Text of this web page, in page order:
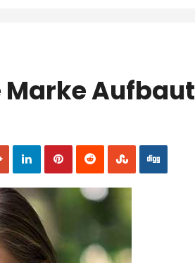
Marke Aufbaut